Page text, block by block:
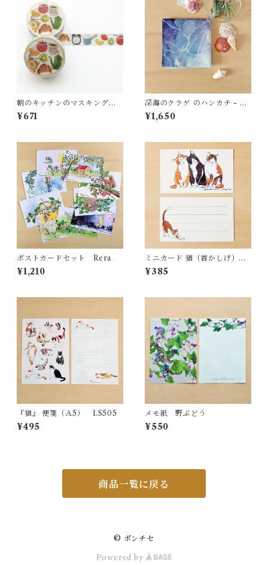
朝のキッチンのマスキングテ
ープ MT32
¥671
深海のクラゲ のハンカチ - コ
ットン・すこし大きめ - スカ
ーフにも HC25
¥1,650
ポストカードセット Rera
¥1,210
ミニカード 猫（首かしげ）
MC29
¥385
『猫』 便箋（Ａ5） LS505
¥495
メモ紙 野ぶどう
¥550
商品一覧に戻る
© ポンチセ
Powered by